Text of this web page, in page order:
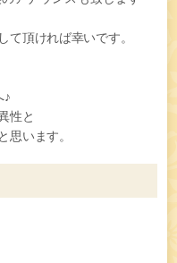
て頂ければ幸いです。
♪
性と
思います。